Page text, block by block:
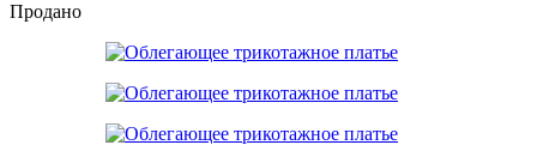
Продано